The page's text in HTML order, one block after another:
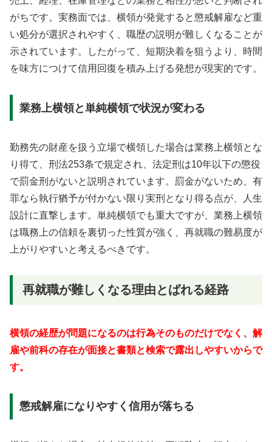
がちです。実務面では、横領が発覚すると懲戒解雇など重
い処分が選択されやすく、職歴の説明が難しくなることが
示されています。したがって、短期決着を狙うより、時間
を味方につけて信用回復を積み上げる発想が現実的です。
業務上横領と単純横領で状況が変わる
勤務先の財産を扱う立場で横領した場合は業務上横領とな
り得て、刑法253条で規定され、法定刑は10年以下の懲役
で罰金刑がないと説明されています。罰金がないため、有
罪なら執行猶予が付かない限り実刑となり得る点が、人生
設計に直撃します。単純横領でも重大ですが、業務上横領
は職務上の信頼を裏切った性質が強く、再就職の難易度が
上がりやすいと考えるべきです。
再就職が難しくなる理由とばれる経路
横領の経歴が問題になるのは行為そのものだけでなく、解
雇や前科の存在が面接と書類と検索で露出しやすいからで
す。
懲戒解雇になりやすく信用が落ちる